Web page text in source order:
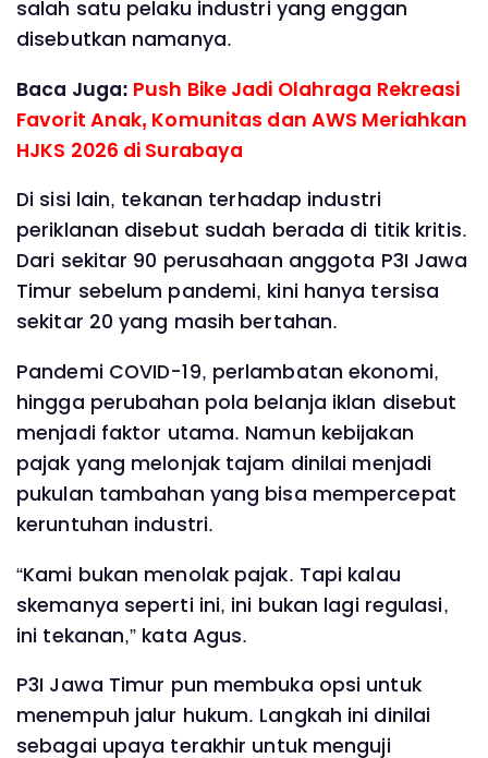
salah satu pelaku industri yang enggan
disebutkan namanya.
Baca Juga: Push Bike Jadi Olahraga Rekreasi
Favorit Anak, Komunitas dan AWS Meriahkan
HJKS 2026 di Surabaya
Di sisi lain, tekanan terhadap industri
periklanan disebut sudah berada di titik kritis.
Dari sekitar 90 perusahaan anggota P3I Jawa
Timur sebelum pandemi, kini hanya tersisa
sekitar 20 yang masih bertahan.
Pandemi COVID-19, perlambatan ekonomi,
hingga perubahan pola belanja iklan disebut
menjadi faktor utama. Namun kebijakan
pajak yang melonjak tajam dinilai menjadi
pukulan tambahan yang bisa mempercepat
keruntuhan industri.
“Kami bukan menolak pajak. Tapi kalau
skemanya seperti ini, ini bukan lagi regulasi,
ini tekanan,” kata Agus.
P3I Jawa Timur pun membuka opsi untuk
menempuh jalur hukum. Langkah ini dinilai
sebagai upaya terakhir untuk menguji